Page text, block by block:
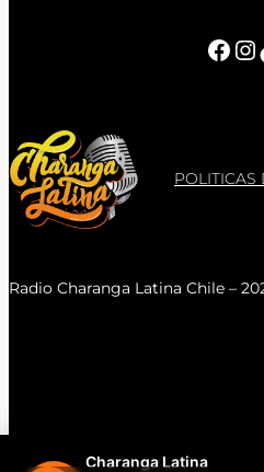
Charanga Latina
Facebook Instagram
POLITICAS
Radio Charanga Latina Chile –